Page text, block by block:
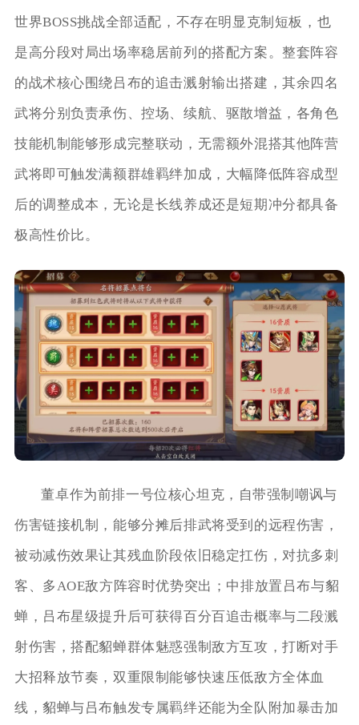
世界BOSS挑战全部适配，不存在明显克制短板，也
是高分段对局出场率稳居前列的搭配方案。整套阵容
的战术核心围绕吕布的追击溅射输出搭建，其余四名
武将分别负责承伤、控场、续航、驱散增益，各角色
技能机制能够形成完整联动，无需额外混搭其他阵营
武将即可触发满额群雄羁绊加成，大幅降低阵容成型
后的调整成本，无论是长线养成还是短期冲分都具备
极高性价比。
董卓作为前排一号位核心坦克，自带强制嘲讽与
伤害链接机制，能够分摊后排武将受到的远程伤害，
被动减伤效果让其残血阶段依旧稳定扛伤，对抗多刺
客、多AOE敌方阵容时优势突出；中排放置吕布与貂
蝉，吕布星级提升后可获得百分百追击概率与二段溅
射伤害，搭配貂蝉群体魅惑强制敌方互攻，打断对手
大招释放节奏，双重限制能够快速压低敌方全体血
线，貂蝉与吕布触发专属羁绊还能为全队附加暴击加